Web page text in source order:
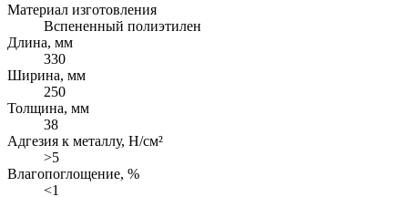
Материал изготовления
Вспененный полиэтилен
Длина, мм
330
Ширина, мм
250
Толщина, мм
38
Адгезия к металлу, Н/см²
>5
Влагопоглощение, %
<1